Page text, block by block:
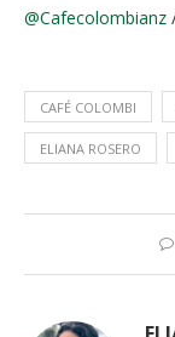
@Cafecolombianz
CAFÉ COLOMBI
ELIANA ROSERO